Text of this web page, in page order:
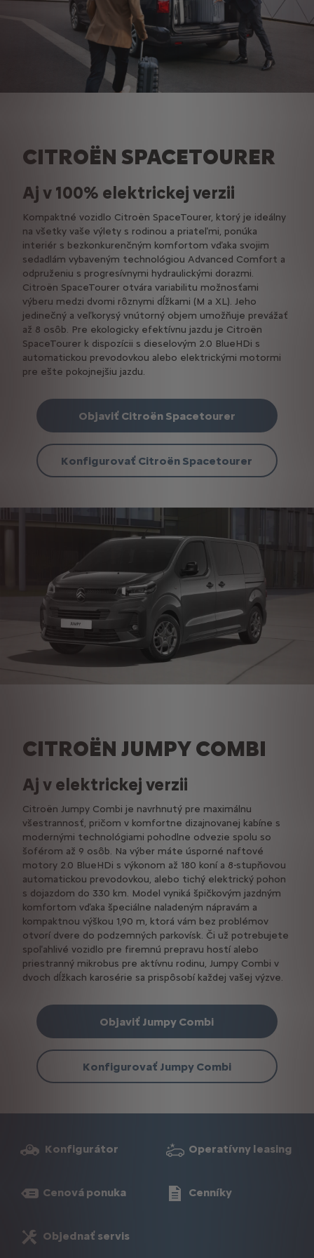
CITROËN SPACETOURER
Aj v 100% elektrickej verzii
Kompaktné vozidlo Citroën SpaceTourer, ktorý je ideálny
na všetky vaše výlety s rodinou a priateľmi, ponúka
interiér s bezkonkurenčným komfortom vďaka svojim
sedadlám vybaveným technológiou Advanced Comfort a
odpruženiu s progresívnymi hydraulickými dorazmi.
Citroën SpaceTourer otvára variabilitu možnosťami
výberu medzi dvomi rôznymi dĺžkami (M a XL). Jeho
jedinečný a veľkorysý vnútorný objem umožňuje prevážať
až 8 osôb. Pre ekologicky efektívnu jazdu je Citroën
SpaceTourer k dispozícii s dieselovým 2.0 BlueHDi s
automatickou prevodovkou alebo elektrickými motormi
pre ešte pokojnejšiu jazdu.
Objaviť Citroën Spacetourer
Konfigurovať Citroën Spacetourer
CITROËN JUMPY COMBI
Aj v elektrickej verzii
Citroën Jumpy Combi je navrhnutý pre maximálnu
všestrannosť, pričom v komfortne dizajnovanej kabíne s
modernými technológiami pohodlne odvezie spolu so
šoférom až 9 osôb. Na výber máte úsporné naftové
motory 2.0 BlueHDi s výkonom až 180 koní a 8-stupňovou
automatickou prevodovkou, alebo tichý elektrický pohon
s dojazdom do 330 km. Model vyniká špičkovým jazdným
komfortom vďaka špeciálne naladeným nápravám a
kompaktnou výškou 1,90 m, ktorá vám bez problémov
otvorí dvere do podzemných parkovísk. Či už potrebujete
spoľahlivé vozidlo pre firemnú prepravu hostí alebo
priestranný mikrobus pre aktívnu rodinu, Jumpy Combi v
dvoch dĺžkach karosérie sa prispôsobí každej vašej výzve.
Objaviť Jumpy Combi
Konfigurovať Jumpy Combi
Konfigurátor Operatívny leasing
Cenová ponuka Cenníky
Objednať servis